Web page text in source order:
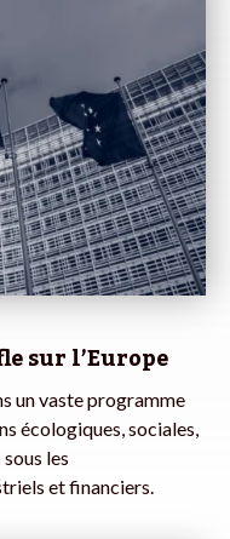
sur l’Europe
un vaste programme
écologiques, sociales,
les
et financiers.